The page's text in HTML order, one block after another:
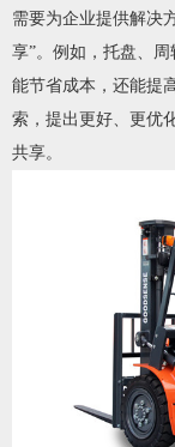
需要为企业提供解决
享”。例如，托盘、
能节省成本，还能提
索，提出更好、更优
共享。